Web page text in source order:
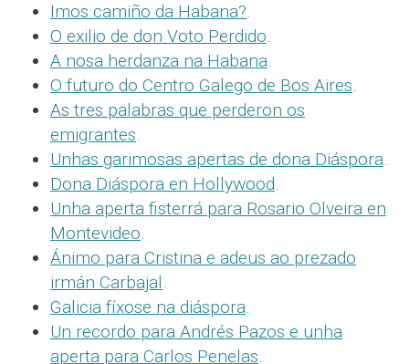
Imos camiño da Habana?.
O exilio de don Voto Perdido.
A nosa herdanza na Habana.
O futuro do Centro Galego de Bos Aires.
As tres palabras que perderon os
emigrantes.
Unhas garimosas apertas de dona Diáspora.
Dona Diáspora en Hollywood.
Unha aperta fisterrá para Rosario Olveira en
Montevideo.
Ánimo para Cristina e adeus ao prezado
irmán Carbajal.
Galicia fíxose na diáspora.
Un recordo para Andrés Pazos e unha
aperta para Carlos Penelas.